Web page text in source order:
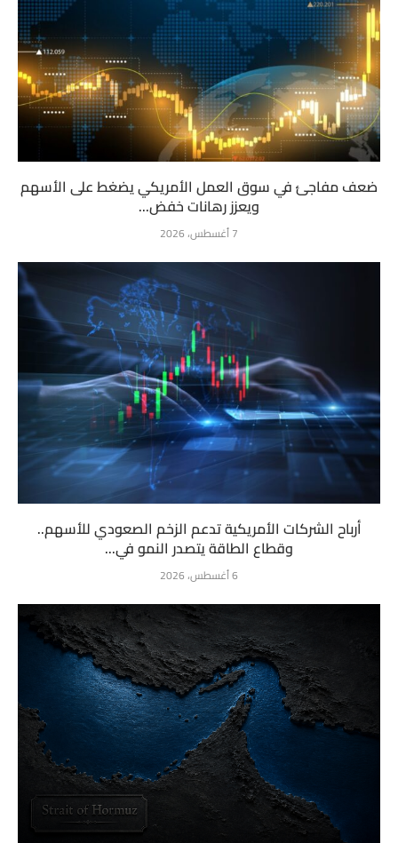
ضعف مفاجئ في سوق العمل الأمريكي يضغط على الأسهم
ويعزز رهانات خفض...
7 أغسطس، 2026
أرباح الشركات الأمريكية تدعم الزخم الصعودي للأسهم..
وقطاع الطاقة يتصدر النمو في...
6 أغسطس، 2026